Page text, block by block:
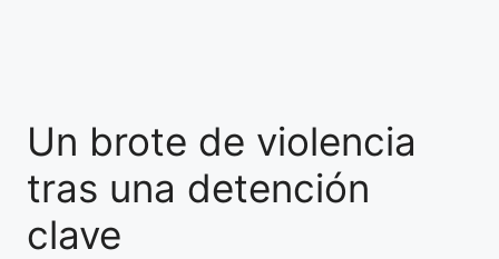
Un brote de violencia
tras una detención
clave